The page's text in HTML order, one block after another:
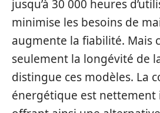
jusqu’à 30 000 heures
minimise les besoins de
augmente la fiabilité. Mais
seulement la longévité de
distingue ces modèles. La
énergétique est nettement